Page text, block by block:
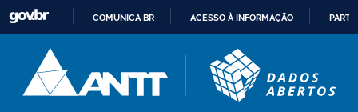
CONTEÚDO
COMUNICA BR ACESSO À INFORMAÇÃO